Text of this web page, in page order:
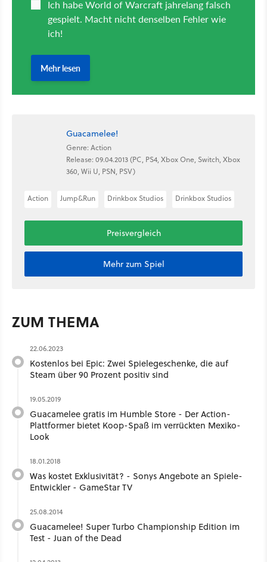
Guacamelee!
Genre: Action
Release: 09.04.2013 (PC, PS4, Xbox One, Switch, Xbox
360, Wii U, PSN, PSV)
Action Jump&Run Drinkbox Studios Drinkbox Studios
Preisvergleich
Mehr zum Spiel
ZUM THEMA
22.06.2023
Kostenlos bei Epic: Zwei Spielegeschenke, die auf
Steam über 90 Prozent positiv sind
19.05.2019
Guacamelee gratis im Humble Store - Der Action-
Plattformer bietet Koop-Spaß im verrückten Mexiko-
Look
18.01.2018
Was kostet Exklusivität? - Sonys Angebote an Spiele-
Entwickler - GameStar TV
25.08.2014
Guacamelee! Super Turbo Championship Edition im
Test - Juan of the Dead